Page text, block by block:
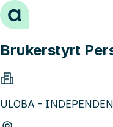
Hopp til innhold
Brukerstyrt
ULOBA -